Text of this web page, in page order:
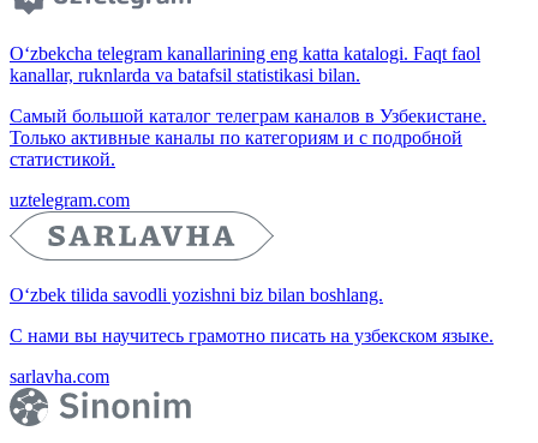
O‘zbekcha telegram kanallarining eng katta katalogi. Faqt faol
kanallar, ruknlarda va batafsil statistikasi bilan.
Самый большой каталог телеграм каналов в Узбекистане.
Только активные каналы по категориям и с подробной
статистикой.
uztelegram.com
O‘zbek tilida savodli yozishni biz bilan boshlang.
С нами вы научитесь грамотно писать на узбекском языке.
sarlavha.com